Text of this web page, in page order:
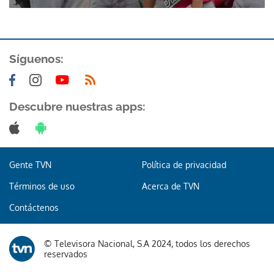
Síguenos:
Descubre nuestras apps:
Gente TVN Política de privacidad
Términos de uso Acerca de TVN
Contáctenos
© Televisora Nacional, S.A 2024, todos los derechos
reservados